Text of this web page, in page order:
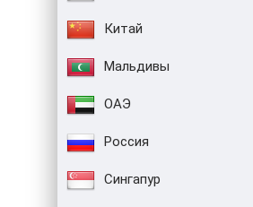
Китай
Мальдивы
ОАЭ
Россия
Сингапур